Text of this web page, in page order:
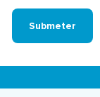
Submeter